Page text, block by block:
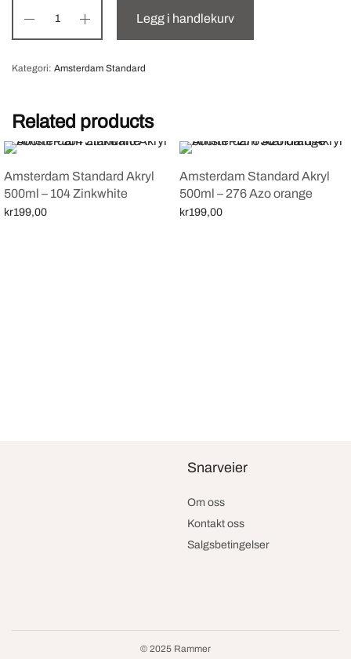
Legg i handlekurv
Kategori: Amsterdam Standard
Related products
Amsterdam Standard Akryl
500ml – 104 Zinkwhite
kr199,00
Amsterdam Standard Akryl
500ml – 276 Azo orange
kr199,00
Snarveier
Om oss
Kontakt oss
Salgsbetingelser
© 2025 Rammer